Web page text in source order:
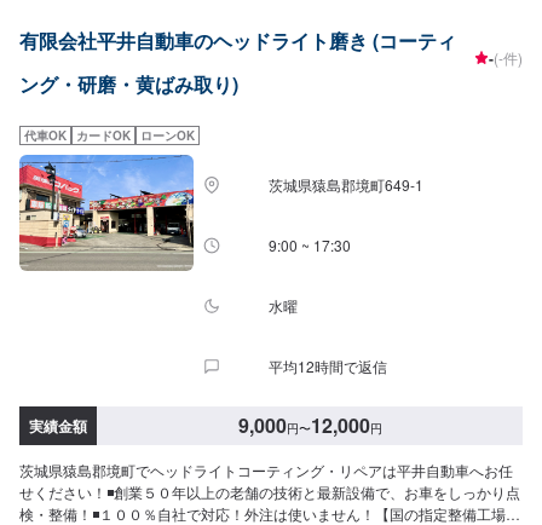
ドバイスを心掛けております。--------------------------------------------------【1】オ
ファーにてお問い合わせ【2】お見積り【3】お見積りにご納得いただければ
作業開始【4】仕上がり次第納車-----納期について-----納期は通常2日～3日程
さい。-----代車について-----無料の代車をご用意しています。お車の作業中は
代車をご利用ください。※代車の燃料代はお客様にご負担いただいておりま
す。-----ご来店時の注意、受付方法-----当工場は太田桐生インターチェンジか
ら５分入庫の際はお気をつけてお越しください。駐車スペースは工場前の空
いているスペースに駐車してください。受付はスタッフへ「メンテモで予約
しました」とお伝えください。ご案内いたします。【定休日・営業時間】定
休日：日曜日営業時間：9:00~19:00
有限会社平井自動車のヘッドライト磨き (コーティ
ング・研磨・黄ばみ取り)
-(-件)
代車OK カードOK ローンOK
茨城県猿島郡境町649-1
9:00 ~ 17:30
水曜
平均12時間で返信
実績金額 9,000円〜12,000円
茨城県猿島郡境町でヘッドライトコーティング・リペアは平井自動車へお任
せください！◾創業５０年以上の老舗の技術と最新設備で、お車をしっかり点
検・整備！◾１００％自社で対応！外注は使いません！【国の指定整備工場】